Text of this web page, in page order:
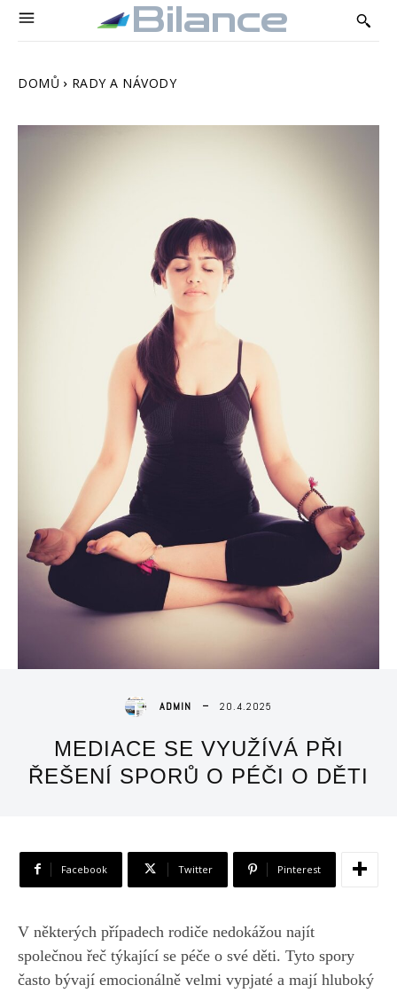
Bilance
DOMŮ RADY A NÁVODY
ADMIN 20.4.2025
MEDIACE SE VYUŽÍVÁ PŘI
ŘEŠENÍ SPORŮ O PÉČI O DĚTI
Facebook Twitter Pinterest
V některých případech rodiče nedokážou najít
společnou řeč týkající se péče o své děti. Tyto spory
často bývají emocionálně velmi vypjaté a mají hluboký